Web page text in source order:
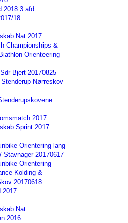
2018 3.afd
18
Nat 2017
Championships &
Orienteering
Bjert 20170825
Nørreskov
2017
Sprint 2017
Orientering lang
Stavnager 20170617
Orientering
Kolding &
20170618
2017
Nat
2016